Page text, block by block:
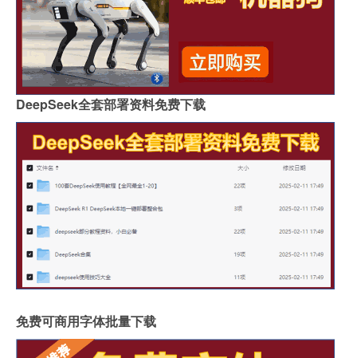
DeepSeek全套部署资料免费下载
免费可商用字体批量下载